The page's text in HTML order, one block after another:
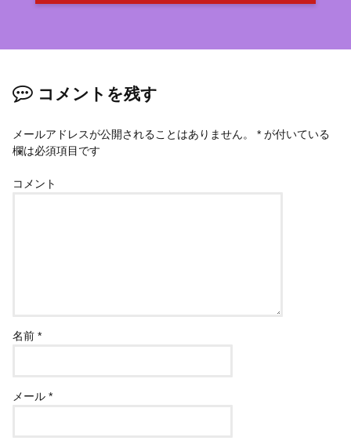
コメントを残す
メールアドレスが公開されることはありません。 * が付いている
欄は必須項目です
コメント
名前*
メール*